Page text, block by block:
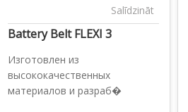
Salīdzināt
Battery Belt FLEXI 3
Изготовлен из
высококачественных
материалов и разраб�